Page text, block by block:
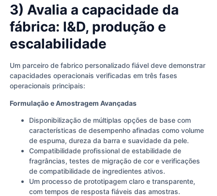
3) Avalia a capacidade da
fábrica: I&D, produção e
escalabilidade
Um parceiro de fabrico personalizado fiável deve demonstrar
capacidades operacionais verificadas em três fases
operacionais principais:
Formulação e Amostragem Avançadas
Disponibilização de múltiplas opções de base com
características de desempenho afinadas como volume
de espuma, dureza da barra e suavidade da pele.
Compatibilidade profissional de estabilidade de
fragrâncias, testes de migração de cor e verificações
de compatibilidade de ingredientes ativos.
Um processo de prototipagem claro e transparente,
com tempos de resposta fiáveis das amostras.